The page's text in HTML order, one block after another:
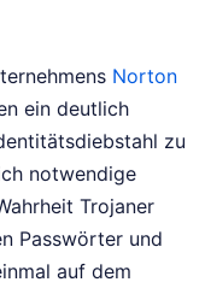
Norton
ein deutlich
zu
notwendige
Trojaner
Passwörter und
auf dem